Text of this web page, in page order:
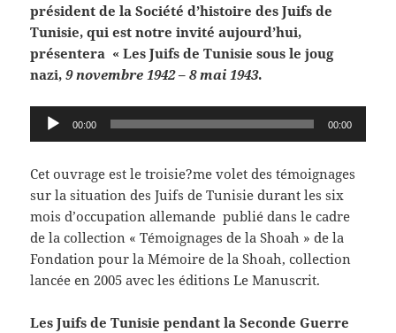
président de la Société d’histoire des Juifs de
Tunisie, qui est notre invité aujourd’hui,
présentera « Les Juifs de Tunisie sous le joug
nazi,9 novembre 1942 – 8 mai 1943.
Lecteur
audio
00:00 00:00
Cet ouvrage est le troisie?me volet des témoignages
sur la situation des Juifs de Tunisie durant les six
mois d’occupation allemande publié dans le cadre
de la collection « Témoignages de la Shoah » de la
Fondation pour la Mémoire de la Shoah, collection
lancée en 2005 avec les éditions Le Manuscrit.
Les Juifs de Tunisie pendant la Seconde Guerre